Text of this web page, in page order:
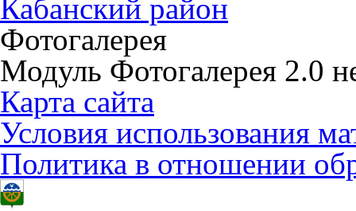
Кабанский район
Фотогалерея
Модуль Фотогалерея 2.0
Карта сайта
Условия использования
Политика в отношении